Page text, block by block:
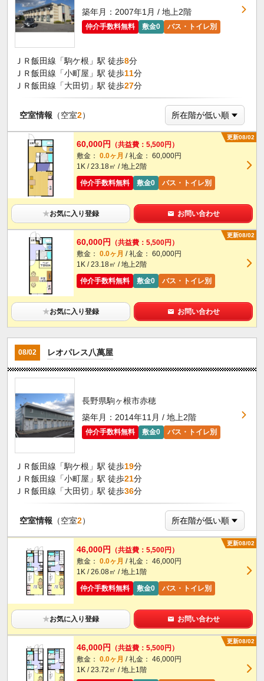
築年月：2007年1月 / 地上2階
仲介手数料無料 敷金0 バス・トイレ別
ＪＲ飯田線「駒ケ根」駅 徒歩8分
ＪＲ飯田線「小町屋」駅 徒歩11分
ＪＲ飯田線「大田切」駅 徒歩27分
空室情報 （空室2）
更新08/02
60,000円
（共益費：5,500円）
敷金： 0.0ヶ月 / 礼金： 60,000円
1K / 23.18㎡ / 地上2階
仲介手数料無料
敷金0 バス・トイレ別
★お気に入り登録 お問い合わせ
更新08/02
60,000円
（共益費：5,500円）
敷金： 0.0ヶ月 / 礼金： 60,000円
1K / 23.18㎡ / 地上2階
仲介手数料無料
敷金0 バス・トイレ別
★お気に入り登録 お問い合わせ
08/02 レオパレス八萬屋
長野県駒ヶ根市赤穂
築年月：2014年11月 / 地上2階
仲介手数料無料 敷金0 バス・トイレ別
ＪＲ飯田線「駒ケ根」駅 徒歩19分
ＪＲ飯田線「小町屋」駅 徒歩21分
ＪＲ飯田線「大田切」駅 徒歩36分
空室情報 （空室2）
更新08/02
46,000円
（共益費：5,500円）
敷金： 0.0ヶ月 / 礼金： 46,000円
1K / 26.08㎡ / 地上1階
仲介手数料無料
敷金0 バス・トイレ別
★お気に入り登録 お問い合わせ
更新08/02
46,000円
（共益費：5,500円）
敷金： 0.0ヶ月 / 礼金： 46,000円
1K / 23.72㎡ / 地上1階